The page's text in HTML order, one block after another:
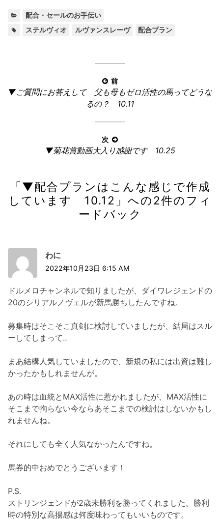
ゴ
配合・セールのお手伝い
ステルヴィオ ルヴァンスレーヴ 配合プラン
稿
ョ
ン
前
前
▼ご質問にお答えして 父も母もゼロ活性の馬ってどうな
るの？ 10.11
次
次
事:
▼菊花賞動画大入り感謝です 10.25
「▼配合プランはこんな感じで作成
しています 10.12 」への2件のフィ
ードバック
わに
2022年10月23日 6:15 AM
ドルメロチャンネルで知りましたが、ダイワレジェンドの
20のシリアルノヴェルが新馬勝ちしたんですね。
募集時はそこそこ真剣に検討していましたが、結局はスル
ーしてしまって‥
まあ結構人気していましたので、新規の私には出資は難し
かったかもしれませんが。
あの時は血統とMAX活性に惹かれましたが、MAX活性に
そこまで拘らない今ならあそこまでの検討はしないかもし
れませんね。
それにしても全く人気なかったんですね。
馬券的中おめでとうございます！
P.S.
ストリンジェンドが2歳未勝利を勝ってくれました。勝利
時の特別な高揚感は何度味わってもいいものです。